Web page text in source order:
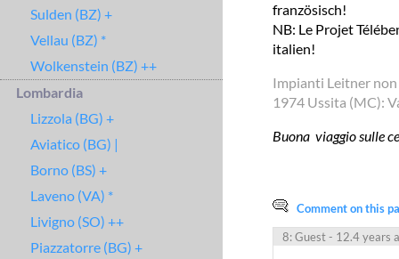
Sulden (BZ) +
Vellau (BZ) *
Wolkenstein (BZ) ++
Lombardia
Lizzola (BG) +
Aviatico (BG) |
Borno (BS) +
Laveno (VA) *
Livigno (SO) ++
Piazzatorre (BG) +
französisch!
NB: Le Projet
italien!
Impianti Leitner
1974 Ussita (MC):
Buona viaggio sulle
Comment on this
8: Guest- 12.4 years